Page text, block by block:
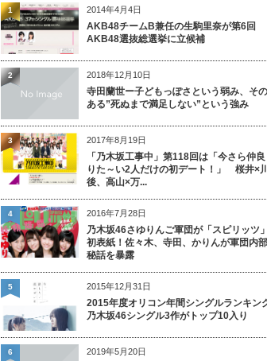
2014年4月4日
AKB48チームB兼任の生駒里奈が第6回
AKB48選抜総選挙に立候補
1
2018年12月10日
寺田蘭世ー子どもっぽさという弱み、そ
ある”死ぬまで満足しない”という強み
2
2017年8月19日
「乃木坂工事中」第118回は「今さら仲
りた～い2人だけの初デート！」 桜井×川
後、高山×万...
3
2016年7月28日
乃木坂46さゆりんご軍団が「スピリッツ
初表紙！佐々木、寺田、かりんが軍団内
秘話を暴露
4
2015年12月31日
2015年度オリコン年間シングルランキン
乃木坂46シングル3作がトップ10入り
5
2019年5月20日
6